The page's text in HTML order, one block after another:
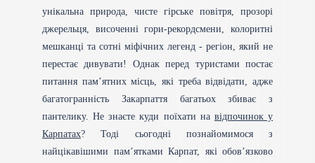
унікальна природа, чисте гірське повітря, прозорі
джерельця, височенні гори-рекордсмени, колоритні
мешканці та сотні міфічних легенд - регіон, який не
перестає дивувати! Однак перед туристами постає
питання пам’ятних місць, які треба відвідати, адже
багатогранність Закарпаття багатьох збиває з
пантелику. Не знаєте куди поїхати на відпочинок у
Карпатах? Тоді сьогодні познайомимося з
найцікавішими пам’ятками Карпат, які обов’язково